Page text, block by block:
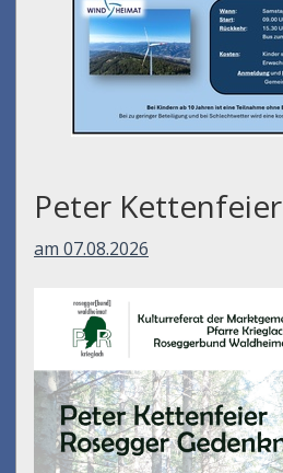
Peter Kettenfeier
am 07.08.2026